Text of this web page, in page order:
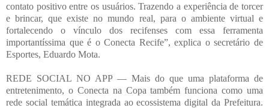
contato positivo entre os usuários. Trazendo a experiência de torcer
e brincar, que existe no mundo real, para o ambiente virtual e
fortalecendo o vínculo dos recifenses com essa ferramenta
importantíssima que é o Conecta Recife”, explica o secretário de
Esportes, Eduardo Mota.
REDE SOCIAL NO APP — Mais do que uma plataforma de
entretenimento, o Conecta na Copa também funciona como uma
rede social temática integrada ao ecossistema digital da Prefeitura.